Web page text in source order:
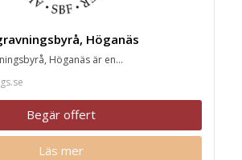
Höganäs
Höganäs är en...
Begär offert
Läs mer